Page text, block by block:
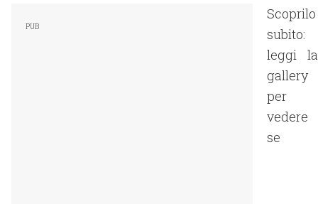
Scoprilo
subito:
leggi la
gallery
per
vedere
se